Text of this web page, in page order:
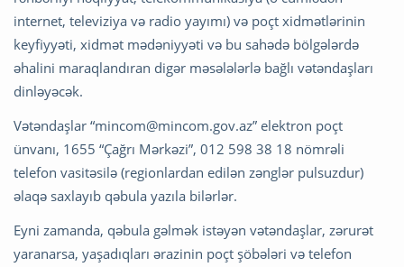
internet, televiziya və radio yayımı) və poçt xidmətlərinin
keyfiyyəti, xidmət mədəniyyəti və bu sahədə bölgələrdə
əhalini maraqlandıran digər məsələlərlə bağlı vətəndaşları
dinləyəcək.
Vətəndaşlar “mincom@mincom.gov.az” elektron poçt
ünvanı, 1655 “Çağrı Mərkəzi”, 012 598 38 18 nömrəli
telefon vasitəsilə (regionlardan edilən zənglər pulsuzdur)
əlaqə saxlayıb qəbula yazıla bilərlər.
Eyni zamanda, qəbula gəlmək istəyən vətəndaşlar, zərurət
yaranarsa, yaşadıqları ərazinin poçt şöbələri və telefon